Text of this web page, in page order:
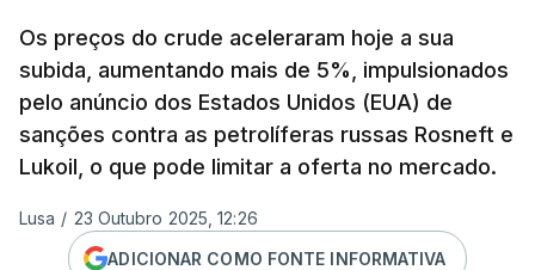
Os preços do crude aceleraram hoje a sua
subida, aumentando mais de 5%, impulsionados
pelo anúncio dos Estados Unidos (EUA) de
sanções contra as petrolíferas russas Rosneft e
Lukoil, o que pode limitar a oferta no mercado.
Lusa / 23 Outubro 2025, 12:26
ADICIONAR COMO FONTE INFORMATIVA